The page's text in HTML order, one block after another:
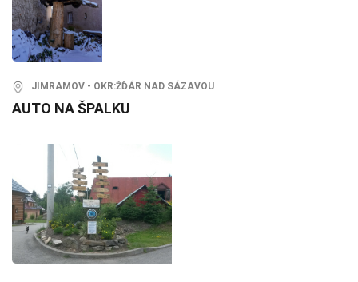
JIMRAMOV - OKR:ŽĎÁR NAD SÁZAVOU
AUTO NA ŠPALKU